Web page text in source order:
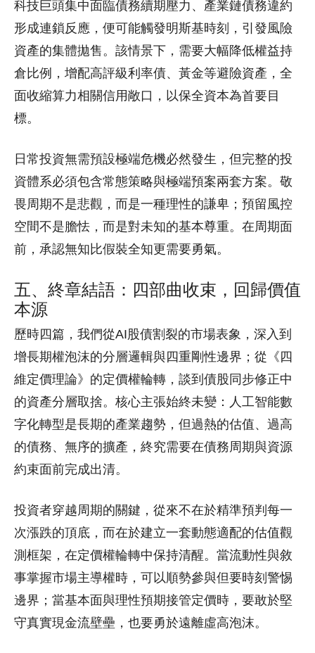
科技巨頭集中面臨債務續期壓力、產業鏈債務違約
形成連鎖反應，便可能觸發明斯基時刻，引發風險
資產的集體拋售。該情景下，需要大幅降低權益持
倉比例，增配高評級利率債、黃金等避險資產，全
面收縮算力相關信用敞口，以保全資本為首要目
標。
日常投資無需預設極端危機必然發生，但完整的投
資體系必須包含常態策略與極端預案兩套方案。敬
畏周期不是悲觀，而是一種理性的謙卑；預留風控
空間不是膽怯，而是對未知的基本尊重。在周期面
前，承認無知比假裝全知更需要勇氣。
五、終章結語：四部曲收束，回歸價值
本源
歷時四篇，我們從AI股債割裂的市場表象，深入到
增長期權泡沫的分層邏輯與四重剛性邊界；從《四
維定價理論》的定價權輪轉，談到債股同步修正中
的資產分層取捨。核心主張始終未變：人工智能數
字化轉型是長期的產業趨勢，但過熱的估值、過高
的債務、無序的擴產，終究需要在債務周期與資源
約束面前完成出清。
投資者穿越周期的關鍵，從來不在於精準預判每一
次漲跌的頂底，而在於建立一套動態適配的估值觀
測框架，在定價權輪轉中保持清醒。當流動性與敘
事掌握市場主導權時，可以順勢參與但要時刻警惕
邊界；當基本面與理性預期接管定價時，要敢於堅
守真實現金流壁壘，也要勇於遠離虛高泡沫。